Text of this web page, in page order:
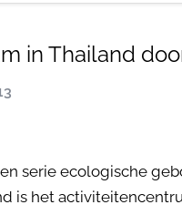
in Thailand
serie ecologische
is het